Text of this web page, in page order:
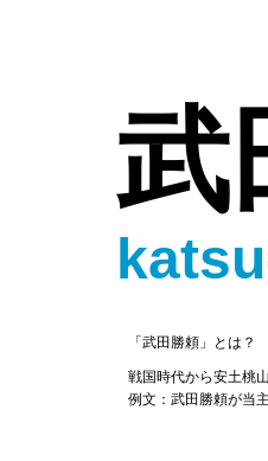
武
「武田勝頼」とは？
戦国時代から安土桃
例文：武田勝頼が当主